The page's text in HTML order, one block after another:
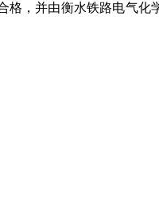
格，并由衡水铁路电气化